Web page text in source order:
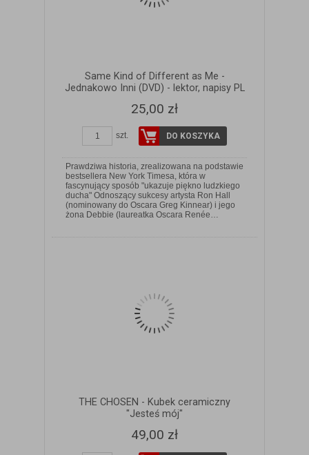
Same Kind of Different as Me -
Jednakowo Inni (DVD) - lektor, napisy PL
25,00 zł
szt. DO KOSZYKA
Prawdziwa historia, zrealizowana na podstawie
bestsellera New York Timesa, która w
fascynujący sposób "ukazuje piękno ludzkiego
ducha" Odnoszący sukcesy artysta Ron Hall
(nominowany do Oscara Greg Kinnear) i jego
żona Debbie (laureatka Oscara Renée…
ZOBACZ SZCZEGÓŁY
THE CHOSEN - Kubek ceramiczny
"Jesteś mój"
49,00 zł